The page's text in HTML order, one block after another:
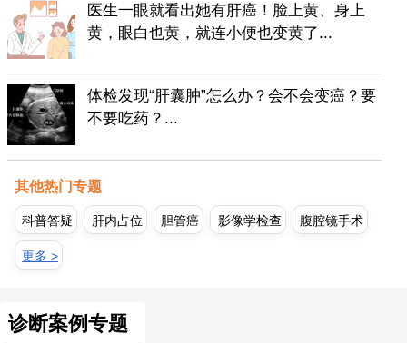
医生一眼就看出她有肝癌！脸上黄、身上
黄，眼白也黄，就连小便也变黄了...
体检发现“肝囊肿”怎么办？会不会变癌？要
不要吃药？...
其他热门专题
科普答疑 肝内占位 胆管癌 影像学检查 腹腔镜手术
更多 >
诊断案例专题